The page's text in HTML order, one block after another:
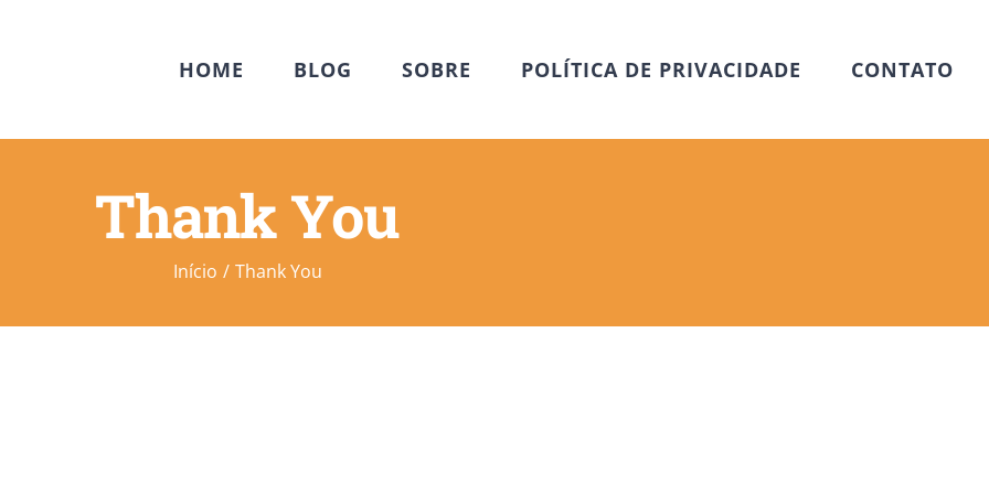
HOME BLOG SOBRE POLÍTICA DE PRIVACIDADE CONTATO
Thank You
Início Thank You